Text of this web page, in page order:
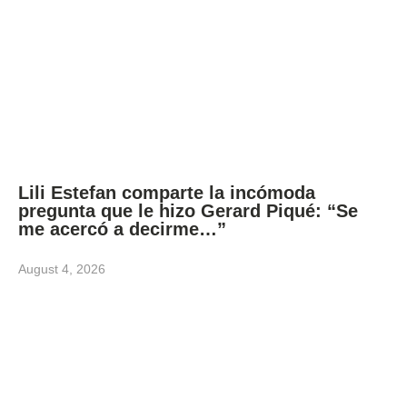
Lili Estefan comparte la incómoda
pregunta que le hizo Gerard Piqué: “Se
me acercó a decirme…”
August 4, 2026